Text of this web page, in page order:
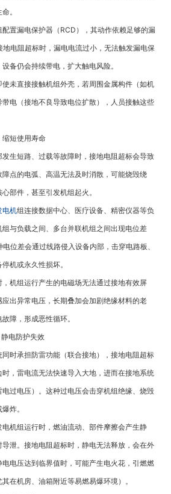
。
置漏电保护器（RCD），其动作依赖足够的漏
电阻超标时，漏电电流过小，无法触发漏电保
备仍会持续带电，扩大触电风险。
未直接接触机组外壳，若周围金属构件（如机
电（接地不良导致电位扩散），人员接触这些
缩短使用寿命
生短路、过载等故障时，接地电阻超标会导致
点的电弧、高温无法及时消散，可能烧毁绕
部件，甚至引发机组起火。
电机组连接数据中心、医疗设备、精密仪器等负
与负载之间、多台并联机组之间出现电位差
电位差会通过线路侵入设备内部，击穿电路板、
机或永久性损坏。
机组运行产生的电磁场无法通过接地有效屏
出异常电压，长期叠加会加剧绝缘材料的老
障，形成恶性循环。
电防护失效
时承担防雷功能（联合接地），接地电阻超标
，雷电流无法快速导入大地，进而在接地系统
过电压）。这种过电压会击穿机组绝缘、烧毁
炸。
机组运行时，燃油流动、部件摩擦会产生静
泄。接地电阻超标时，静电无法释放，会在外
电压达到临界值时，可能产生电火花，引燃燃
在机房、油箱附近等易燃易爆环境）。